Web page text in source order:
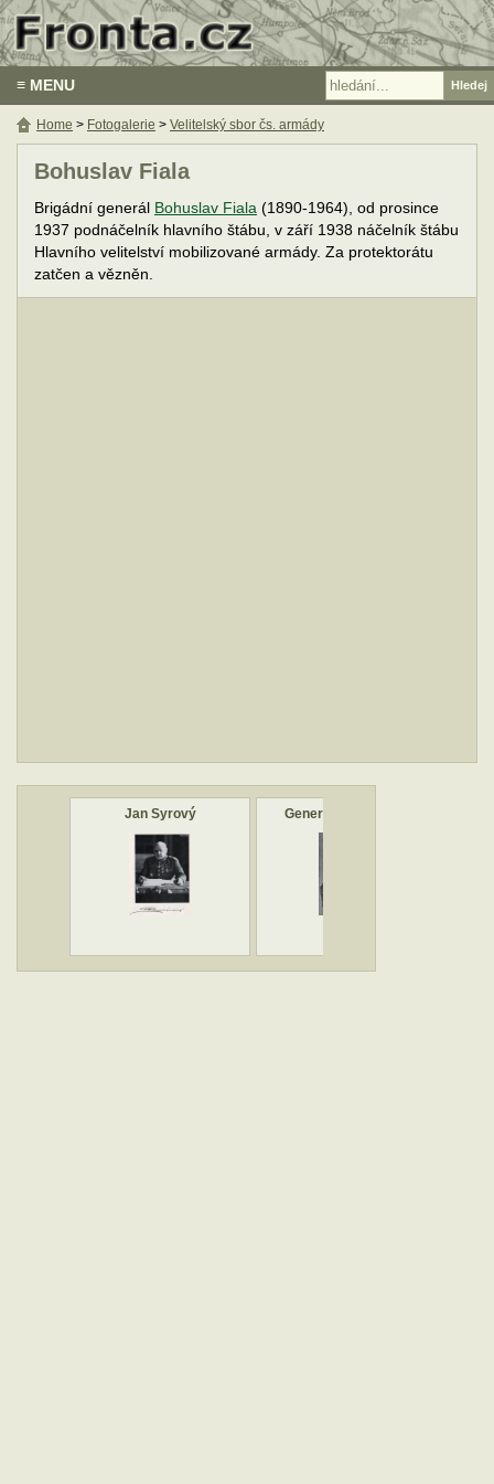
≡ MENU
Bohuslav Fiala
Brigádní generál Bohuslav Fiala (1890-1964), od prosince
1937 podnáčelník hlavního štábu, v září 1938 náčelník štábu
Hlavního velitelství mobilizované armády. Za protektorátu
zatčen a vězněn.
Jan Syrový Generál Jan Syrový
Home > Fotogalerie > Velitelský sbor čs. armády